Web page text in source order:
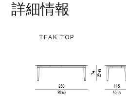
詳細情報
TEAK TOP